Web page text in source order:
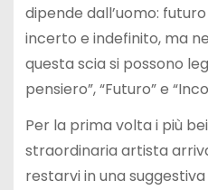
dipende dall’uomo:
incerto e indefinito, ma
questa scia si possono
pensiero”, “Futuro” e
Per la prima volta i più
straordinaria artista
restarvi in una